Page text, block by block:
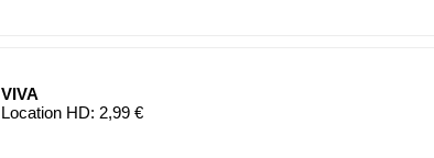
VIVA
Location HD: 2,99 €